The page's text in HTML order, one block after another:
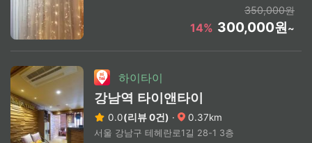
350,000원
14% 300,000원~
하이타이
강남역 타이앤타이
0.0(리뷰 0건) · 0.37km
서울 강남구 테헤란로1길 28-1 3층